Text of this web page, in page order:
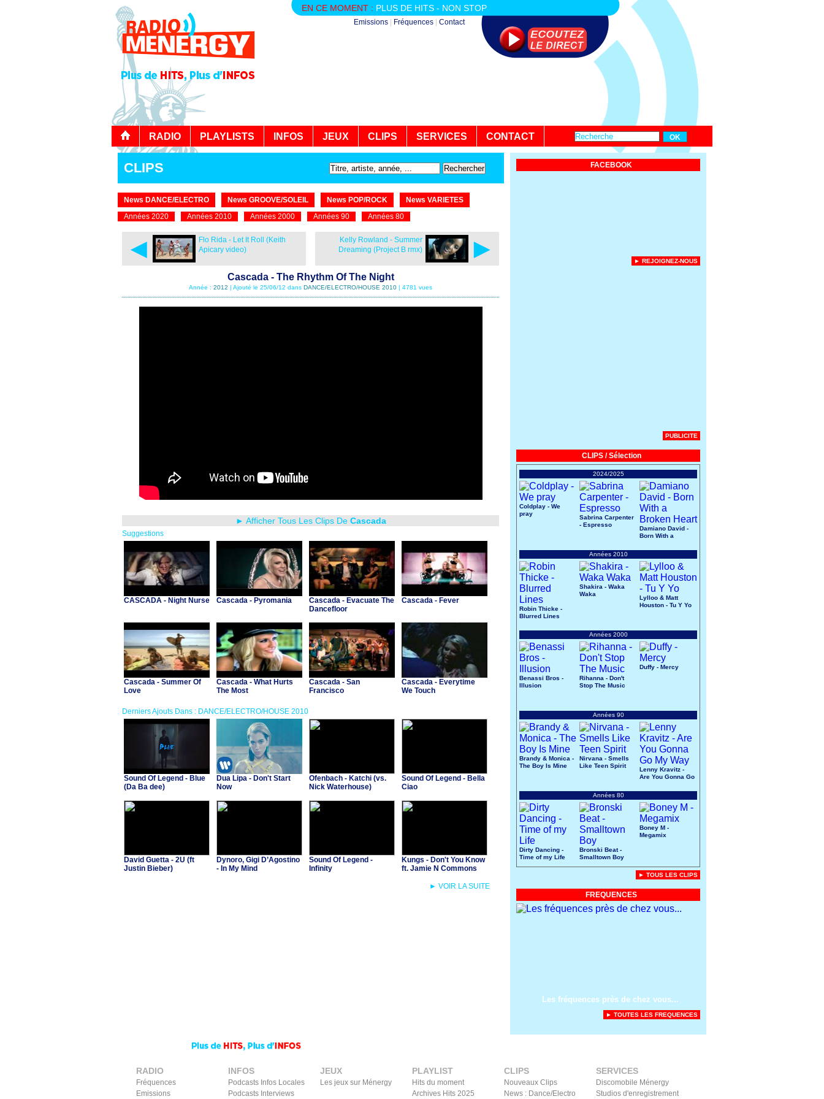
EN CE MOMENT : PLUS DE HITS - NON STOP
Emissions Fréquences Contact
RADIO PLAYLISTS INFOS JEUX CLIPS SERVICES CONTACT
CLIPS
News DANCE/ELECTRO News GROOVE/SOLEIL News POP/ROCK
News VARIETES
Années 2020
Années 2010 Années 2000 Années 90 Années 80
◄
Flo Rida - Let It Roll (Keith
Apicary video)
►
Kelly Rowland - Summer
Dreaming (Project B rmx)
Cascada - The Rhythm Of The Night
Année : 2012 | Ajouté le 25/06/12 dans DANCE/ELECTRO/HOUSE 2010 | 4781 vues
► Afficher Tous Les Clips De Cascada
Suggestions
CASCADA - Night Nurse Cascada - Pyromania
Cascada - Evacuate The
Dancefloor
Cascada - Fever
Cascada - Summer Of
Love
Cascada - What Hurts
The Most
Cascada - San
Francisco
Cascada - Everytime
We Touch
Derniers Ajouts Dans : DANCE/ELECTRO/HOUSE 2010
Sound Of Legend - Blue
(Da Ba dee)
Dua Lipa - Don't Start
Now
Ofenbach - Katchi (vs.
Nick Waterhouse)
Sound Of Legend - Bella
Ciao
David Guetta - 2U (ft
Justin Bieber)
Dynoro, Gigi D’Agostino
- In My Mind
Sound Of Legend -
Infinity
Kungs - Don't You Know
ft. Jamie N Commons
► VOIR LA SUITE
FACEBOOK
► REJOIGNEZ-NOUS
PUBLICITE
CLIPS / Sélection
2024/2025
Coldplay - We
pray
Sabrina Carpenter
- Espresso
Damiano David -
Born With a
Années 2010
Robin Thicke -
Blurred Lines
Shakira - Waka
Waka
Lylloo & Matt
Houston - Tu Y Yo
Années 2000
Benassi Bros -
Illusion
Rihanna - Don't
Stop The Music
Duffy - Mercy
Années 90
Brandy & Monica -
The Boy Is Mine
Nirvana - Smells
Like Teen Spirit
Lenny Kravitz -
Are You Gonna Go
Années 80
Dirty Dancing -
Time of my Life
Bronski Beat -
Smalltown Boy
Boney M -
Megamix
► TOUS LES CLIPS
FREQUENCES
Les fréquences près de chez vous...
► TOUTES LES FREQUENCES
RADIO
Fréquences
Emissions
INFOS
Podcasts Infos Locales
Podcasts Interviews
JEUX
Les jeux sur Ménergy
PLAYLIST
Hits du moment
Archives Hits 2025
CLIPS
Nouveaux Clips
News : Dance/Electro
SERVICES
Discomobile Ménergy
Studios d'enregistrement